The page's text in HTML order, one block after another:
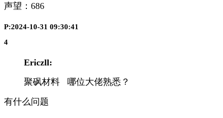
声望： 686
P:2024-10-31 09:30:41
4
Ericzll:
聚砜材料 哪位大佬熟悉？
有什么问题